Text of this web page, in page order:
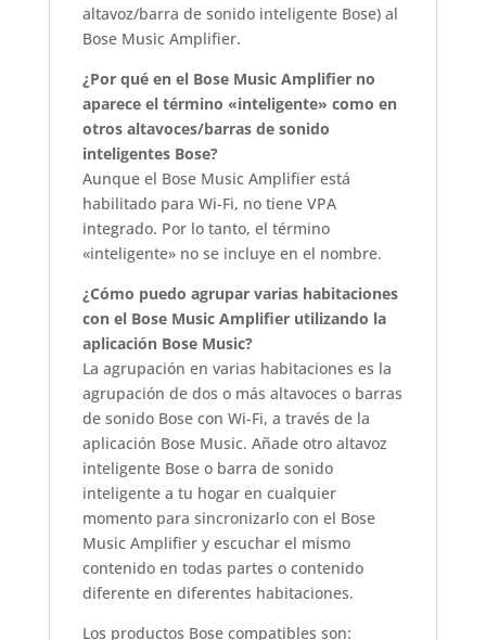
altavoz/barra de sonido inteligente Bose) al
Bose Music Amplifier.
¿Por qué en el Bose Music Amplifier no
aparece el término «inteligente» como en
otros altavoces/barras de sonido
inteligentes Bose?
Aunque el Bose Music Amplifier está
habilitado para Wi-Fi, no tiene VPA
integrado. Por lo tanto, el término
«inteligente» no se incluye en el nombre.
¿Cómo puedo agrupar varias habitaciones
con el Bose Music Amplifier utilizando la
aplicación Bose Music?
La agrupación en varias habitaciones es la
agrupación de dos o más altavoces o barras
de sonido Bose con Wi-Fi, a través de la
aplicación Bose Music. Añade otro altavoz
inteligente Bose o barra de sonido
inteligente a tu hogar en cualquier
momento para sincronizarlo con el Bose
Music Amplifier y escuchar el mismo
contenido en todas partes o contenido
diferente en diferentes habitaciones.
Los productos Bose compatibles son: